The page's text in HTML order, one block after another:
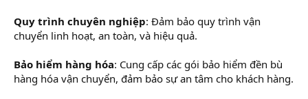
Quy trình chuyên nghiệp: Đảm bảo quy trình vận
chuyển linh hoạt, an toàn, và hiệu quả.
Bảo hiểm hàng hóa: Cung cấp các gói bảo hiểm đền bù
hàng hóa vận chuyển, đảm bảo sự an tâm cho khách hàng.